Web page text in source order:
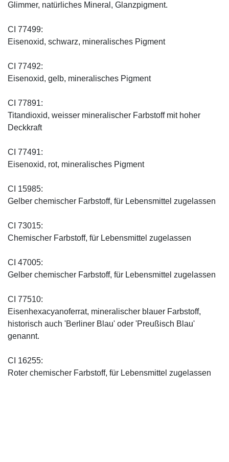
Glimmer, natürliches Mineral, Glanzpigment.
CI 77499:
Eisenoxid, schwarz, mineralisches Pigment
CI 77492:
Eisenoxid, gelb, mineralisches Pigment
CI 77891:
Titandioxid, weisser mineralischer Farbstoff mit hoher
Deckkraft
CI 77491:
Eisenoxid, rot, mineralisches Pigment
CI 15985:
Gelber chemischer Farbstoff, für Lebensmittel zugelassen
CI 73015:
Chemischer Farbstoff, für Lebensmittel zugelassen
CI 47005:
Gelber chemischer Farbstoff, für Lebensmittel zugelassen
CI 77510:
Eisenhexacyanoferrat, mineralischer blauer Farbstoff,
historisch auch 'Berliner Blau' oder 'Preußisch Blau'
genannt.
CI 16255:
Roter chemischer Farbstoff, für Lebensmittel zugelassen